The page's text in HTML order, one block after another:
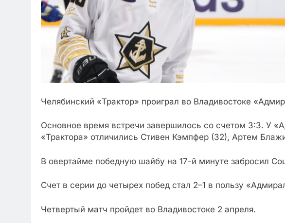
Челябинский «Трактор» проиграл во Владивостоке
Основное время встречи завершилось со счетом 3:3. У
«Трактора» отличились Стивен Кэмпфер (32), Артем
В овертайме победную шайбу на 17-й минуте забросил
Счет в серии до четырех побед стал 2–1 в пользу
Четвертый матч пройдет во Владивостоке 2 апреля.